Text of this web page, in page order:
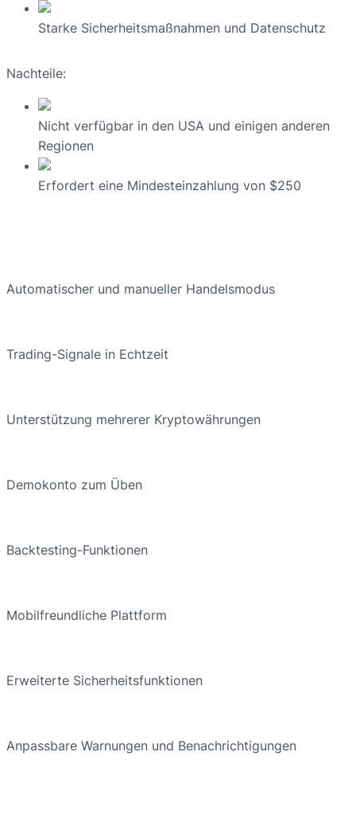
Starke Sicherheitsmaßnahmen und Datenschutz
Nachteile:
Nicht verfügbar in den USA und einigen anderen
Regionen
Erfordert eine Mindesteinzahlung von $250
Automatischer und manueller Handelsmodus
Trading-Signale in Echtzeit
Unterstützung mehrerer Kryptowährungen
Demokonto zum Üben
Backtesting-Funktionen
Mobilfreundliche Plattform
Erweiterte Sicherheitsfunktionen
Anpassbare Warnungen und Benachrichtigungen